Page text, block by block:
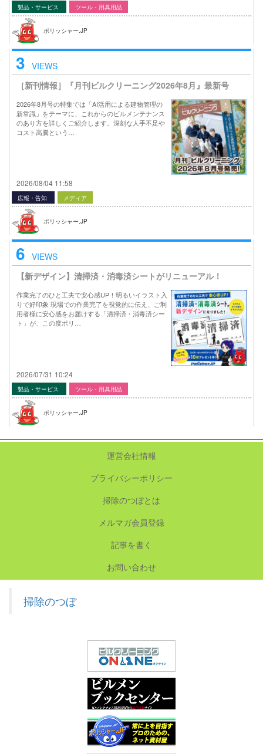
製品・サービス ツール・用具用品
ポリッシャー.JP
3 VIEWS
［新刊情報］『月刊ビルクリーニング2026年8月』最新号
2026年8月号の特集では「AI活用による建物管理の
新常識」をテーマに、これからのビルメンテナンス
のあり方を詳しくご紹介します。深刻な人手不足や
コスト高騰という…
2026/08/04 11:58
広報・告知 メディア
ポリッシャー.JP
6 VIEWS
【新デザイン】清掃済・消毒済シートがリニューアル！
作業完了のひと工夫で安心感UP！明るいイラスト入
りで好印象 現場での作業完了を視覚的に伝え、ご利
用者様に安心感をお届けする「清掃済・消毒済シー
ト」が、この度ポリ…
2026/07/31 10:24
製品・サービス ツール・用具用品
ポリッシャー.JP
運営会社情報
プライバシーポリシー
掃除のつぼとは
メルマガ会員登録
記事を書く
お問い合わせ
掃除のつぼ